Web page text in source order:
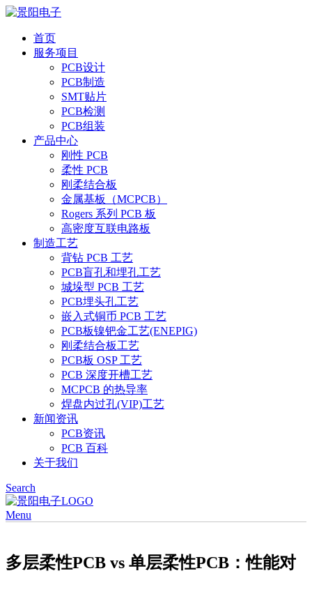
首页
服务项目
PCB设计
PCB制造
SMT贴片
PCB检测
PCB组装
产品中心
刚性 PCB
柔性 PCB
刚柔结合板
金属基板（MCPCB）
Rogers 系列 PCB 板
高密度互联电路板
制造工艺
背钻 PCB 工艺
PCB盲孔和埋孔工艺
城垛型 PCB 工艺
PCB埋头孔工艺
嵌入式铜币 PCB 工艺
PCB板镍钯金工艺(ENEPIG)
刚柔结合板工艺
PCB板 OSP 工艺
PCB 深度开槽工艺
MCPCB 的热导率
焊盘内过孔(VIP)工艺
新闻资讯
PCB资讯
PCB 百科
关于我们
Search
Menu
多层柔性PCB vs 单层柔性PCB：性能对